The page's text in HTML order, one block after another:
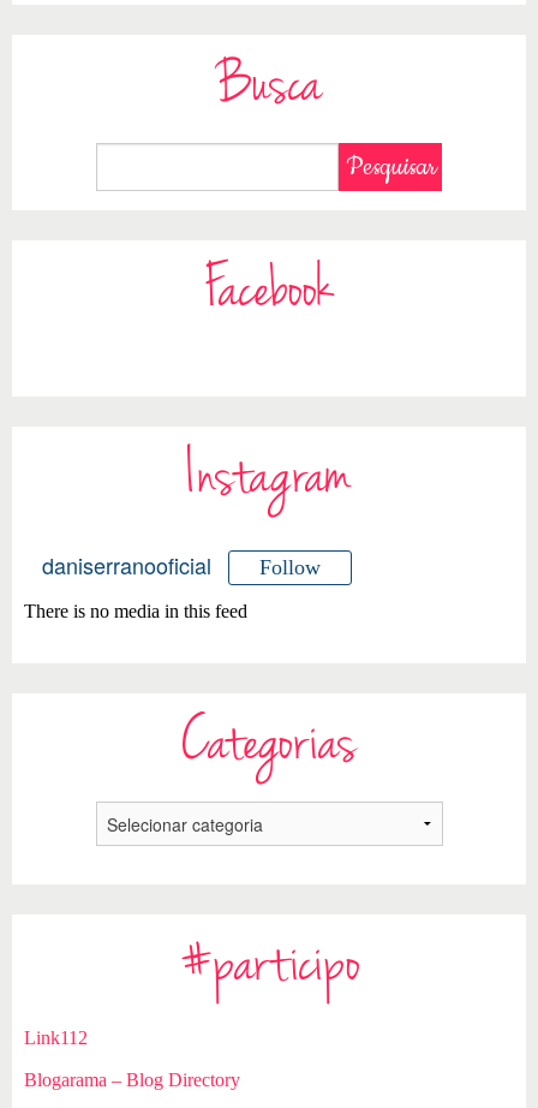
Busca
Facebook
Instagram
daniserranooficial Follow
There is no media in this feed
Categorias
#participo
Link112
Blogarama – Blog Directory